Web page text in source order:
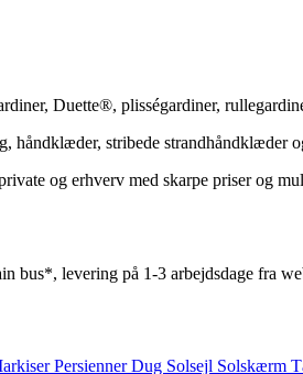
Duette®, plisségardiner,
håndklæder, stribede strandhåndklæder
og erhverv med skarpe priser og
bus*, levering på 1‑3 arbejdsdage fra
PersiennerDug Solsejl Solskærm